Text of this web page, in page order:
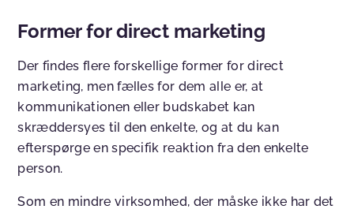
Former for direct marketing
Der findes flere forskellige former for direct
marketing, men fælles for dem alle er, at
kommunikationen eller budskabet kan
skræddersyes til den enkelte, og at du kan
efterspørge en specifik reaktion fra den enkelte
person.
Som en mindre virksomhed, der måske ikke har det